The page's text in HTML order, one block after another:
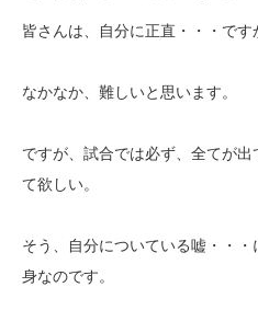
皆さんは、自分に正直・・・です
なかなか、難しいと思います。
ですが、試合では必ず、全てが
て欲しい。
そう、自分についている嘘・・
身なのです。